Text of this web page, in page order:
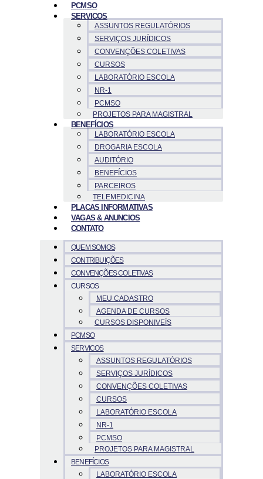
PCMSO
SERVICOS
ASSUNTOS REGULATÓRIOS
SERVIÇOS JURÍDICOS
CONVENÇÕES COLETIVAS
CURSOS
LABORATÓRIO ESCOLA
NR-1
PCMSO
PROJETOS PARA MAGISTRAL
BENEFÍCIOS
LABORATÓRIO ESCOLA
DROGARIA ESCOLA
AUDITÓRIO
BENEFÍCIOS
PARCEIROS
TELEMEDICINA
PLACAS INFORMATIVAS
VAGAS & ANUNCIOS
CONTATO
QUEM SOMOS
CONTRIBUIÇÕES
CONVENÇÕES COLETIVAS
CURSOS
MEU CADASTRO
AGENDA DE CURSOS
CURSOS DISPONIVEÍS
PCMSO
SERVICOS
ASSUNTOS REGULATÓRIOS
SERVIÇOS JURÍDICOS
CONVENÇÕES COLETIVAS
CURSOS
LABORATÓRIO ESCOLA
NR-1
PCMSO
PROJETOS PARA MAGISTRAL
BENEFÍCIOS
LABORATÓRIO ESCOLA